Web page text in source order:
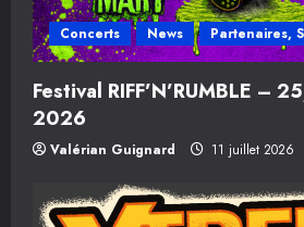
d
’
a
r
t
Concerts News Partenaires,
Festival RIFF’N’RUMBLE –
2026
Valérian Guignard 11 juillet 2026